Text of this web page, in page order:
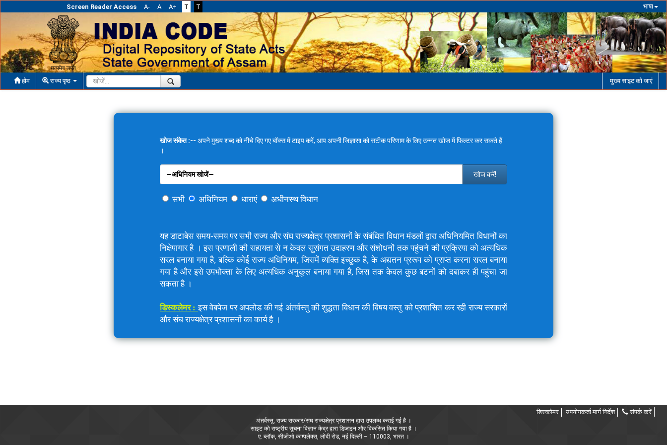
Screen Reader Access A- A A+ T T भाषा
होम राज्य पृष्ठ मुख्य साइट को जाएं
खोज संकेत :-- अपने मुख्य शब्द को नीचे दिए गए बॉक्स में टाइप करें, आप अपनी जिज्ञासा को सटीक परिणाम के लिए उन्नत खोज में फिल्टर कर सकते हैं
।
खोज करें!
सभी अधिनियम धाराएं अधीनस्थ विधान
यह डाटाबेस समय-समय पर सभी राज्य और संघ राज्यक्षेत्र प्रशासनों के संबंधित विधान मंडलों द्वारा अधिनियमित विधानों का
निक्षेपागार है । इस प्रणाली की सहायता से न केवल सुसंगत उदाहरण और संशोधनों तक पहुंचने की प्रक्रिया को अत्यधिक
सरल बनाया गया है, बल्कि कोई राज्य अधिनियम, जिसमें व्यक्ति इच्छुक है, के अद्यतन प्ररूप को प्राप्त करना सरल बनाया
गया है और इसे उपभोक्ता के लिए अत्यधिक अनुकूल बनाया गया है, जिस तक केवल कुछ बटनों को दबाकर ही पहुंचा जा
सकता है ।
डिस्कलेमर :इस वेबपेज पर अपलोड की गई अंतर्वस्तु की शुद्धता विधान की विषय वस्तु को प्रशासित कर रही राज्य सरकारों
और संघ राज्यक्षेत्र प्रशासनों का कार्य है ।
डिस्क्लेमर उपयोगकर्ता मार्ग निर्देश संपर्क करें
अंतर्वस्तु, राज्य सरकार/संघ राज्यक्षेत्र प्रशासन द्वारा उपलब्ध कराई गई है ।
साइट को राष्ट्रीय सूचना विज्ञान केंद्र द्वारा डिजाइन और विकसित किया गया है ।
ए. ब्लॉक, सीजीओ काम्पलेक्स, लोदी रोड, नई दिल्ली – 110003, भारत ।